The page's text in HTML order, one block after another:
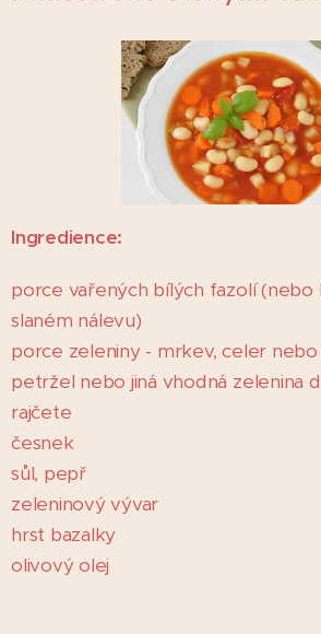
Ingredience:
porce vařených bílých fazolí (nebo
slaném nálevu)
porce zeleniny - mrkev, celer
petržel nebo jiná vhodná zelenina
rajčete
česnek
sůl, pepř
zeleninový vývar
hrst bazalky
olivový olej